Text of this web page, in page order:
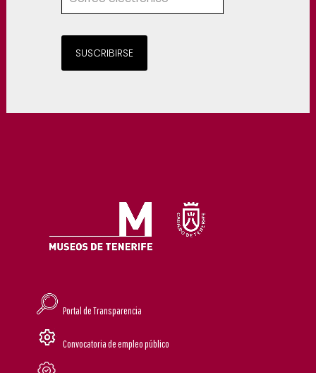
SUSCRIBIRSE
Portal de Transparencia
Convocatoria de empleo público